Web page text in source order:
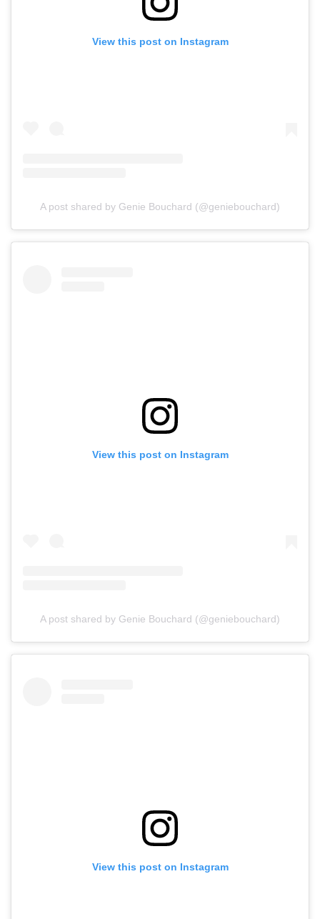
View this post on Instagram
A post shared by Genie Bouchard (@geniebouchard)
View this post on Instagram
A post shared by Genie Bouchard (@geniebouchard)
View this post on Instagram